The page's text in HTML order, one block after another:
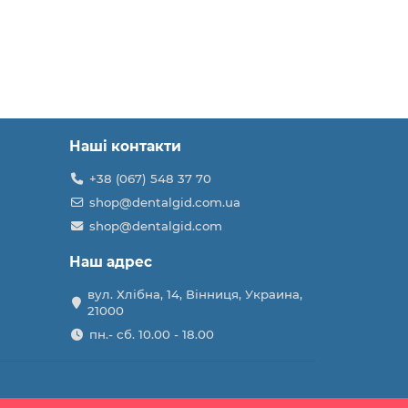
Наші контакти
+38 (067) 548 37 70
shop@dentalgid.com.ua
shop@dentalgid.com
Наш адрес
вул. Хлібна, 14, Вінниця, Украина,
21000
пн.- сб. 10.00 - 18.00